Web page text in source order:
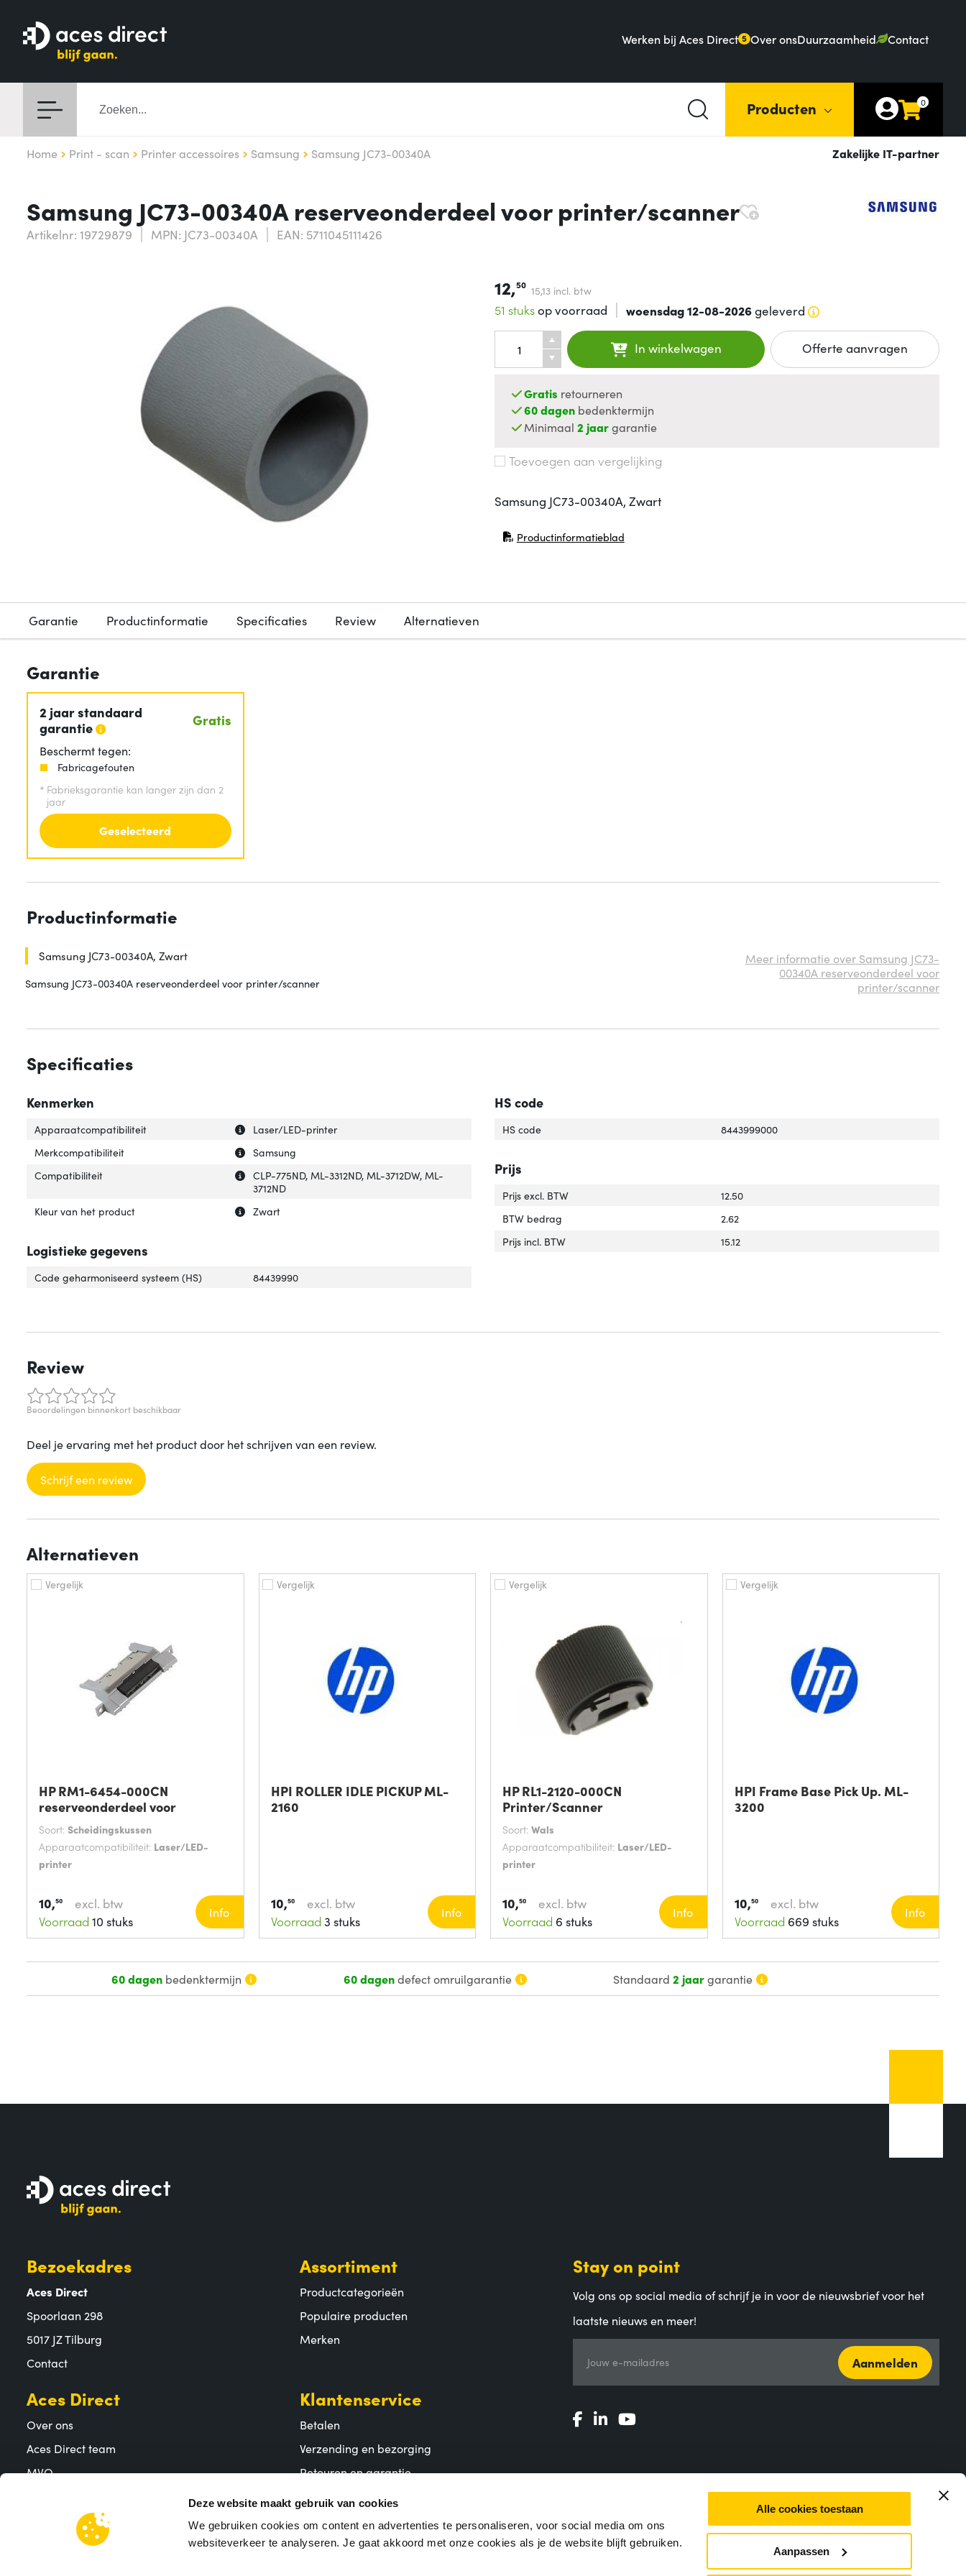
Deze website maakt gebruik van cookies
We gebruiken cookies om content en advertenties te personaliseren, voor social media om ons
websiteverkeer te analyseren. Je gaat akkoord met onze cookies als je de website blijft gebruiken.
Alle cookies toestaan
Aanpassen
Werken bij Aces Direct 5 Over onsDuurzaamheid Contact
Producten 0
Home Print - scan Printer accessoires Samsung Samsung JC73-00340A Zakelijke IT-partner
Samsung JC73-00340A reserveonderdeel voor printer/scanner
Artikelnr: 19729879 MPN: JC73-00340A EAN: 5711045111426
12,50 15,13 incl. btw
51 stuksop voorraad woensdag 12-08-2026geleverd
In winkelwagen Offerte aanvragen
Gratis retourneren
60 dagen bedenktermijn
Minimaal2 jaargarantie
Toevoegen aan vergelijking
Samsung JC73-00340A, Zwart
Productinformatieblad
(opent in nieuw venster)
Garantie Productinformatie Specificaties Review Alternatieven
Garantie
2 jaar standaard
garantie
Gratis
Beschermt tegen:
Fabricagefouten
* Fabrieksgarantie kan langer zijn dan 2
jaar
Geselecteerd
Productinformatie
Samsung JC73-00340A, Zwart
Samsung JC73-00340A reserveonderdeel voor printer/scanner
Meer informatie over Samsung JC73-
00340A reserveonderdeel voor
printer/scanner
Specificaties
Kenmerken
Uitleg over 'Apparaatcompatibiliteit'
Verberg uitleg over 'Apparaatcompatibiliteit'
Apparaatcompatibiliteit
Laser/LED-printer
Uitleg over 'Merkcompatibiliteit'
Verberg uitleg over 'Merkcompatibiliteit'
Merkcompatibiliteit
Samsung
Uitleg over 'Compatibiliteit'
Verberg uitleg over 'Compatibiliteit'
Compatibiliteit
CLP-775ND, ML-3312ND, ML-3712DW, ML-
3712ND
Uitleg over 'Kleur van het product'
Verberg uitleg over 'Kleur van het product'
Kleur van het product Zwart
Logistieke gegevens
Code geharmoniseerd systeem (HS) 84439990
HS code
HS code 8443999000
Prijs
Prijs excl. BTW
12.50
BTW bedrag
2.62
Prijs incl. BTW
15.12
Review
Beoordelingen binnenkort beschikbaar
Deel je ervaring met het product door het schrijven van een review.
Schrijf een review
Alternatieven
Vergelijk
HP RM1-6454-000CN
reserveonderdeel voor
Soort: Scheidingskussen
Apparaatcompatibiliteit: Laser/LED-
printer
10,50
excl. btw
Voorraad 10 stuks
Info
Vergelijk
HPI ROLLER IDLE PICKUP ML-
2160
10,50
excl. btw
Voorraad 3 stuks
Info
Vergelijk
HP RL1-2120-000CN
Printer/Scanner
Soort: Wals
Apparaatcompatibiliteit: Laser/LED-
printer
10,50
excl. btw
Voorraad 6 stuks
Info
Vergelijk
HPI Frame Base Pick Up. ML-
3200
10,50
excl. btw
Voorraad 669 stuks
Info
60 dagenbedenktermijn 60 dagendefect omruilgarantie Standaard2 jaargarantie
Bezoekadres
Aces Direct
Spoorlaan 298
5017 JZ Tilburg
Contact
Assortiment
Productcategorieën
Populaire producten
Merken
Aces Direct
Over ons
Aces Direct team
MVO
Klantenservice
Betalen
Verzending en bezorging
Retouren en garantie
Veelgestelde vragen
Stay on point
Volg ons op social media of schrijf je in voor de nieuwsbrief voor het
laatste nieuws en meer!
Jouw e-mailadres Aanmelden